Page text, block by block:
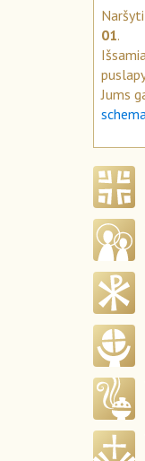
01.
Jums
schema